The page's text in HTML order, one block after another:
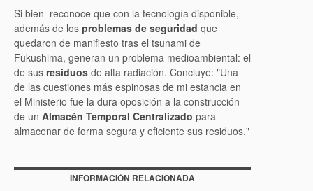
Si bien reconoce que con la tecnología disponible,
además de los problemas de seguridad que
quedaron de manifiesto tras el tsunami de
Fukushima, generan un problema medioambiental: el
de sus residuos de alta radiación. Concluye: "Una
de las cuestiones más espinosas de mi estancia en
el Ministerio fue la dura oposición a la construcción
de un Almacén Temporal Centralizado para
almacenar de forma segura y eficiente sus residuos."
INFORMACIÓN RELACIONADA